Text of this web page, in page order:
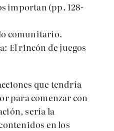
importan (pp. 128-
comunitario.
El rincón de juegos
que tendría
para comenzar con
sería la
en los